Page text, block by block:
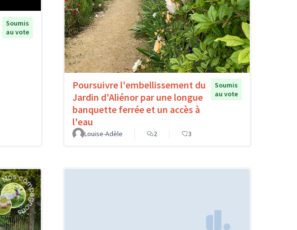
Soumis
au vote
Poursuivre l'embellissement du
Jardin d'Aliénor par une longue
banquette ferrée et un accès à
l'eau
Soumis
au vote
Louise-Adèle 2 3